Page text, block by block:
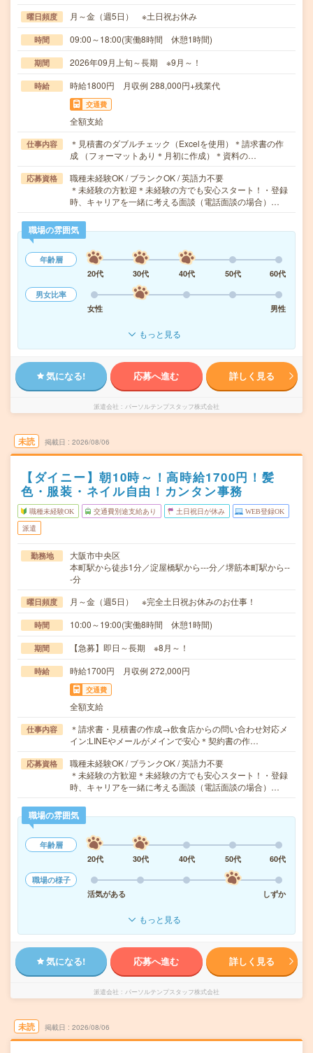
曜日頻度 月～金（週5日） ※土日祝お休み
時間 09:00～18:00(実働8時間 休憩1時間)
期間 2026年09月上旬～長期 ※9月～！
時給 時給1800円 月収例 288,000円+残業代
交通費
全額支給
仕事内容
＊見積書のダブルチェック（Excelを使用）＊請求書の作
成 （フォーマットあり＊月初に作成）＊資料の…
応募資格
職種未経験OK / ブランクOK / 英語力不要
＊未経験の方歓迎＊未経験の方でも安心スタート！・登録
時、キャリアを一緒に考える面談（電話面談の場合）…
職場の雰囲気
年齢層
20代
30代 40代 50代
60代
男女比率
女性
男性
もっと見る
気になる! 応募へ進む 詳しく見る
派遣会社 パーソルテンプスタッフ株式会社
未読 掲載日 2026/08/06
【ダイニー】朝10時～！高時給1700円！髪
色・服装・ネイル自由！カンタン事務
職種未経験OK 交通費別途支給あり 土日祝日が休み WEB登録OK
派遣
勤務地
大阪市中央区
本町駅から徒歩1分／淀屋橋駅から---分／堺筋本町駅から--
-分
曜日頻度 月～金（週5日） ※完全土日祝お休みのお仕事！
時間 10:00～19:00(実働8時間 休憩1時間)
期間 【急募】即日～長期 ※8月～！
時給 時給1700円 月収例 272,000円
交通費
全額支給
仕事内容
＊請求書・見積書の作成→飲食店からの問い合わせ対応メ
イン:LINEやメールがメインで安心＊契約書の作…
応募資格
職種未経験OK / ブランクOK / 英語力不要
＊未経験の方歓迎＊未経験の方でも安心スタート！・登録
時、キャリアを一緒に考える面談（電話面談の場合）…
職場の雰囲気
年齢層
20代
30代 40代 50代
60代
職場の様子
活気がある
しずか
もっと見る
気になる! 応募へ進む 詳しく見る
派遣会社 パーソルテンプスタッフ株式会社
未読 掲載日 2026/08/06